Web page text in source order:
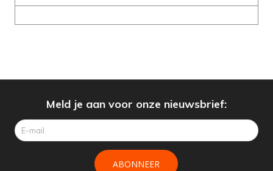
Meld je aan voor onze nieuwsbrief:
ABONNEER